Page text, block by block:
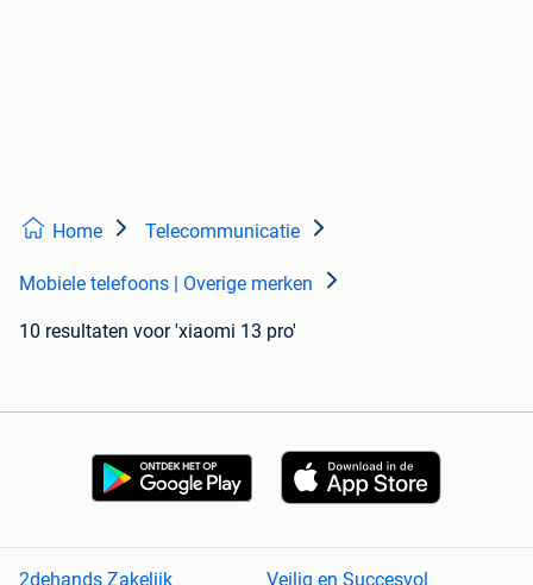
Home Telecommunicatie
Mobiele telefoons | Overige merken
10 resultaten voor 'xiaomi 13 pro'
2dehands Zakelijk Veilig en Succesvol